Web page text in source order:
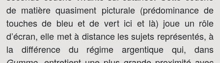
de matière quasiment picturale (prédominance de
touches de bleu et de vert ici et là) joue un rôle
d’écran, elle met à distance les sujets représentés, à
la différence du régime argentique qui, dans